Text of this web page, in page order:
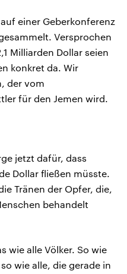
einer Geberkonferenz
Versprochen
Milliarden Dollar seien
konkret da. Wir
der vom
für den Jemen wird.
jetzt dafür, dass
Dollar fließen müsste.
Tränen der Opfer, die,
behandelt
wie alle Völker. So wie
wie alle, die gerade in